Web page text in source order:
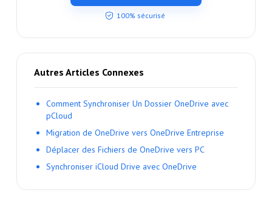
100% sécurisé
Autres Articles Connexes
Comment Synchroniser Un Dossier OneDrive avec
pCloud
Migration de OneDrive vers OneDrive Entreprise
Déplacer des Fichiers de OneDrive vers PC
Synchroniser iCloud Drive avec OneDrive